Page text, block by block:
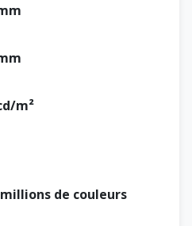
m²
millions de couleurs